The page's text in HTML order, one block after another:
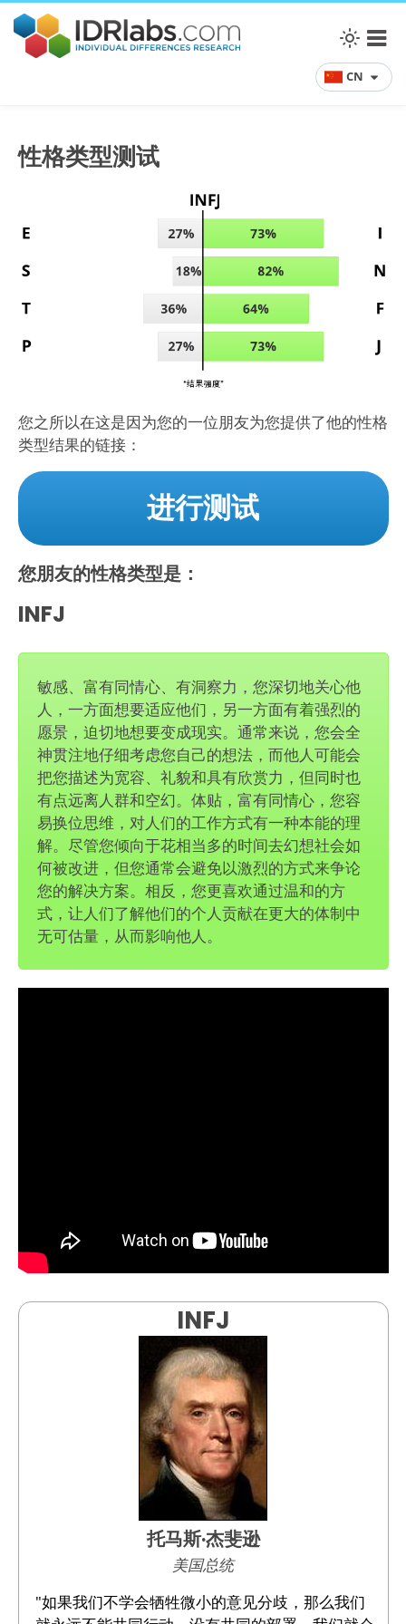
CN
性格类型测试
您之所以在这是因为您的一位朋友为您提供了他的性格
类型结果的链接：
进行测试
您朋友的性格类型是：
INFJ
敏感、富有同情心、有洞察力，您深切地关心他
人，一方面想要适应他们，另一方面有着强烈的
愿景，迫切地想要变成现实。通常来说，您会全
神贯注地仔细考虑您自己的想法，而他人可能会
把您描述为宽容、礼貌和具有欣赏力，但同时也
有点远离人群和空幻。体贴，富有同情心，您容
易换位思维，对人们的工作方式有一种本能的理
解。尽管您倾向于花相当多的时间去幻想社会如
何被改进，但您通常会避免以激烈的方式来争论
您的解决方案。相反，您更喜欢通过温和的方
式，让人们了解他们的个人贡献在更大的体制中
无可估量，从而影响他人。
INFJ
托马斯·杰斐逊
美国总统
"如果我们不学会牺牲微小的意见分歧，那么我们